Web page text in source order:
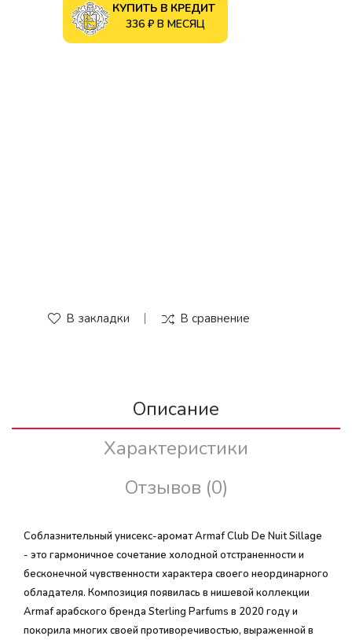
КУПИТЬ В КРЕДИТ
336 ₽ В МЕСЯЦ
В закладки В сравнение
Описание
Характеристики
Отзывов (0)
Соблазнительный унисекс-аромат Armaf Club De Nuit Sillage
- это гармоничное сочетание холодной отстраненности и
бесконечной чувственности характера своего неординарного
обладателя. Композиция появилась в нишевой коллекции
Armaf арабского бренда Sterling Parfums в 2020 году и
покорила многих своей противоречивостью, выраженной в